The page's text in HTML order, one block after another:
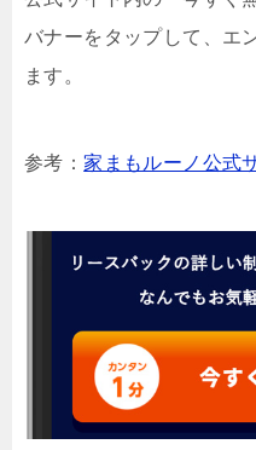
バナーをタップして、エ
ます。
参考：家まもルーノ公式